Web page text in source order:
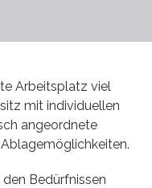
Arbeitsplatz viel
mit individuellen
angeordnete
Bedürfnissen